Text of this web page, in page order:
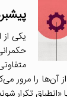
یکی
آن‌ها را مرور